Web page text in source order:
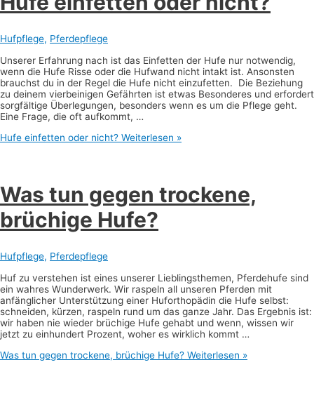
Hufpflege, Pferdepflege
Unserer Erfahrung nach ist das Einfetten der Hufe nur notwendig,
wenn die Hufe Risse oder die Hufwand nicht intakt ist. Ansonsten
brauchst du in der Regel die Hufe nicht einzufetten. Die Beziehung
zu deinem vierbeinigen Gefährten ist etwas Besonderes und erfordert
sorgfältige Überlegungen, besonders wenn es um die Pflege geht.
Eine Frage, die oft aufkommt, …
Hufe einfetten oder nicht? Weiterlesen »
Was tun gegen trockene,
brüchige Hufe?
Hufpflege, Pferdepflege
Huf zu verstehen ist eines unserer Lieblingsthemen, Pferdehufe sind
ein wahres Wunderwerk. Wir raspeln all unseren Pferden mit
anfänglicher Unterstützung einer Huforthopädin die Hufe selbst:
schneiden, kürzen, raspeln rund um das ganze Jahr. Das Ergebnis ist:
wir haben nie wieder brüchige Hufe gehabt und wenn, wissen wir
jetzt zu einhundert Prozent, woher es wirklich kommt …
Was tun gegen trockene, brüchige Hufe? Weiterlesen »